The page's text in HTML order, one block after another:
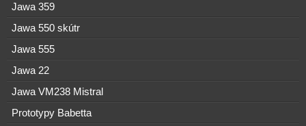
Jawa 359
Jawa 550 skútr
Jawa 555
Jawa 22
Jawa VM238 Mistral
Prototypy Babetta